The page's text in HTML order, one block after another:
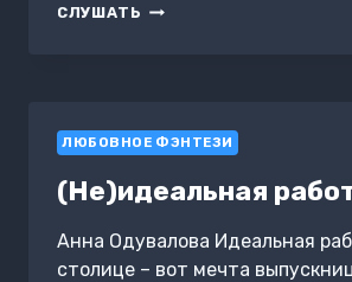
СЛУШАТЬ АКАДЕМИЯ
ЛЮБОВНОЕ ФЭНТЕЗИ
(Не)идеальная
Анна Одувалова Идеальная
столице – вот мечта